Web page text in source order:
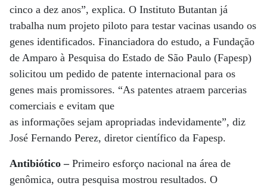
cinco a dez anos”, explica. O Instituto Butantan já
trabalha num projeto piloto para testar vacinas usando os
genes identificados. Financiadora do estudo, a Fundação
de Amparo à Pesquisa do Estado de São Paulo (Fapesp)
solicitou um pedido de patente internacional para os
genes mais promissores. “As patentes atraem parcerias
comerciais e evitam que
as informações sejam apropriadas indevidamente”, diz
José Fernando Perez, diretor científico da Fapesp.
Antibiótico – Primeiro esforço nacional na área de
genômica, outra pesquisa mostrou resultados. O